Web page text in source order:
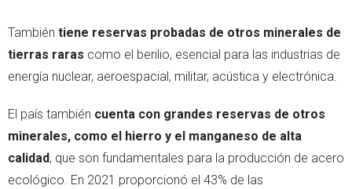
También tiene reservas probadas de otros minerales de
tierras raras como el berilio, esencial para las industrias de
energía nuclear, aeroespacial, militar, acústica y electrónica.
El país también cuenta con grandes reservas de otros
minerales, como el hierro y el manganeso de alta
calidad, que son fundamentales para la producción de acero
ecológico. En 2021 proporcionó el 43% de las